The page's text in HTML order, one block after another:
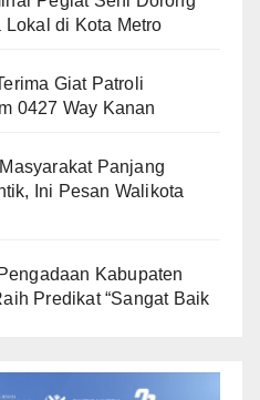
di Kota Metro
Giat Patroli
0427 Way Kanan
Panjang
Ini Pesan Walikota
Kabupaten
Predikat “Sangat Baik